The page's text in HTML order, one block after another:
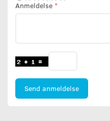
Anmeldelse
Send anmeldelse